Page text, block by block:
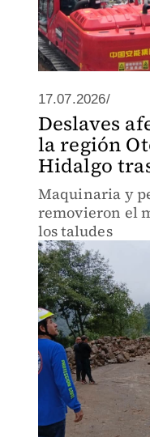
17.07.2026/
Deslaves
la región
Hidalgo
Maquinaria y
removieron el
los taludes